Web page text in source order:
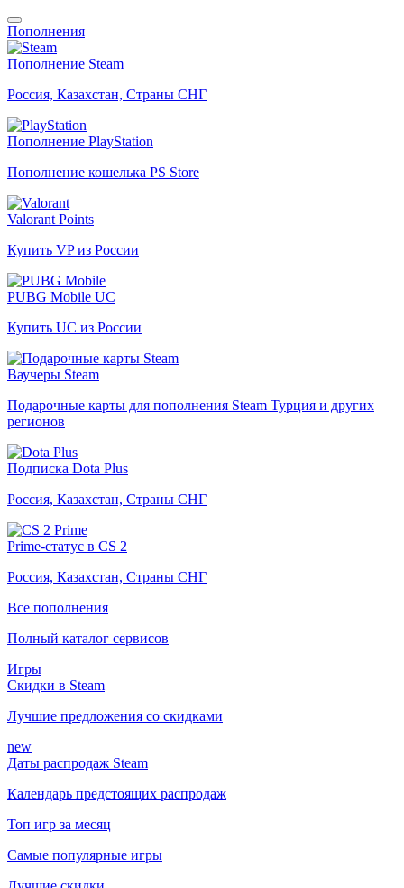
Пополнения
Пополнение Steam
Россия, Казахстан, Страны СНГ
Пополнение PlayStation
Пополнение кошелька PS Store
Valorant Points
Купить VP из России
PUBG Mobile UC
Купить UC из России
Ваучеры Steam
Подарочные карты для пополнения Steam Турция и других
регионов
Подписка Dota Plus
Россия, Казахстан, Страны СНГ
Prime-статус в CS 2
Россия, Казахстан, Страны СНГ
Все пополнения
Полный каталог сервисов
Игры
Скидки в Steam
Лучшие предложения со скидками
new
Даты распродаж Steam
Календарь предстоящих распродаж
Топ игр за месяц
Самые популярные игры